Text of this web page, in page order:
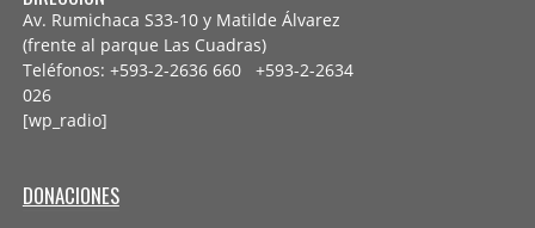
Av. Rumichaca S33-10 y Matilde Álvarez
(frente al parque Las Cuadras)
Teléfonos: +593-2-2636 660 +593-2-2634
026
[wp_radio]
DONACIONES